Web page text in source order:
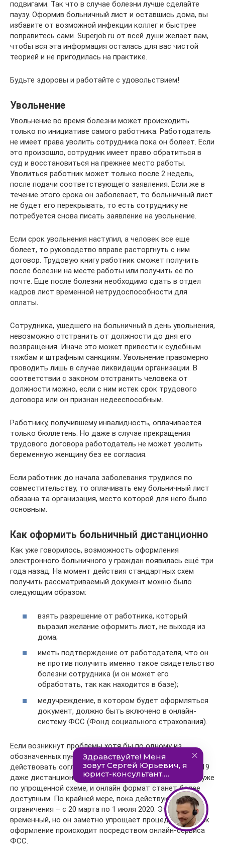
подвигами. Так что в случае болезни лучше сделайте
паузу. Оформив больничный лист и оставшись дома, вы
избавите от возможной инфекции коллег и быстрее
поправитесь сами. Superjob.ru от всей души желает вам,
чтобы вся эта информация осталась для вас чистой
теорией и не пригодилась на практике.
Будьте здоровы и работайте с удовольствием!
Увольнение
Увольнение во время болезни может происходить
только по инициативе самого работника. Работодатель
не имеет права уволить сотрудника пока он болеет. Если
это произошло, сотрудник имеет право обратиться в
суд и восстановиться на прежнее место работы.
Уволиться работник может только после 2 недель,
после подачи соответствующего заявления. Если же в
течение этого срока он заболевает, то больничный лист
не будет его перекрывать, то есть сотруднику не
потребуется снова писать заявление на увольнение.
Если срок увольнения наступил, а человек все еще
болеет, то руководство вправе расторгнуть с ним
договор. Трудовую книгу работник сможет получить
после болезни на месте работы или получить ее по
почте. Еще после болезни необходимо сдать в отдел
кадров лист временной нетрудоспособности для
оплаты.
Сотрудника, ушедшего на больничный в день увольнения,
невозможно отстранить от должности до дня его
возвращения. Иначе это может привести к судебным
тяжбам и штрафным санкциям. Увольнение правомерно
проводить лишь в случае ликвидации организации. В
соответствии с законом отстранить человека от
должности можно, если с ним истек срок трудового
договора или он признан недееспособным.
Работнику, получившему инвалидность, оплачивается
только бюллетень. Но даже в случае прекращения
трудового договора работодатель не может уволить
беременную женщину без ее согласия.
Если работник до начала заболевания трудился по
совместительству, то оплачивать ему больничный лист
обязана та организация, место которой для него было
основным.
Как оформить больничный дистанционно
Как уже говорилось, возможность оформления
электронного больничного у граждан появилась ещё три
года назад. На момент действия стандартных схем
получить рассматриваемый документ можно было
следующим образом:
взять разрешение от работника, который
выразил желание оформить лист, не выходя из
дома;
иметь подтверждение от работодателя, что он
не против получить именно такое свидетельство
болезни сотрудника (и он может его
обработать, так как находится в базе);
медучреждение, в котором будет оформляться
документ, должно быть включено в онлайн-
систему ФСС (Фонд социального страхования).
Если возникнут проблемы хотя бы по одному из
обозначенных пунктов, человек вынужден будет
действовать согласно старой схеме. Но из-за COVID-19
даже дистанционный документ может оформляться уже
по упрощенной схеме, и онлайн формат станет более
доступным. По крайней мере, пока действуют
ограничения – с 20 марта по 1 июля 2020. Этот порядок
временный, но он заметно упрощает процедуру, так как
оформление происходит посредством онлайн-сервиса
ФСС.